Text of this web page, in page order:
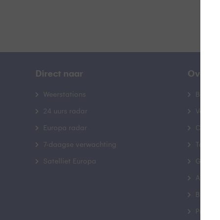
Direct naar
Weerstations
24 uurs radar
Europa radar
7-daagse verwachting
Satelliet Europa
Over
Contact